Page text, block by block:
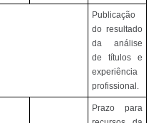
Publicação
do resultado
da análise
de títulos e
experiência
profissional.
Prazo para